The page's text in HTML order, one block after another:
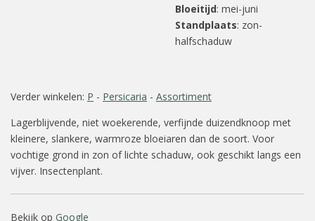
Bloeitijd: mei-juni
Standplaats: zon-
halfschaduw
Verder winkelen: P - Persicaria - Assortiment
Lagerblijvende, niet woekerende, verfijnde duizendknoop met
kleinere, slankere, warmroze bloeiaren dan de soort. Voor
vochtige grond in zon of lichte schaduw, ook geschikt langs een
vijver. Insectenplant.
Bekijk op Google